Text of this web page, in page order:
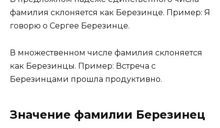
фамилия склоняется как Березинце. Пример: Я
говорю о Сергее Березинце.
В множественном числе фамилия склоняется
как Березинцы. Пример: Встреча с
Березинцами прошла продуктивно.
Значение фамилии Березинец